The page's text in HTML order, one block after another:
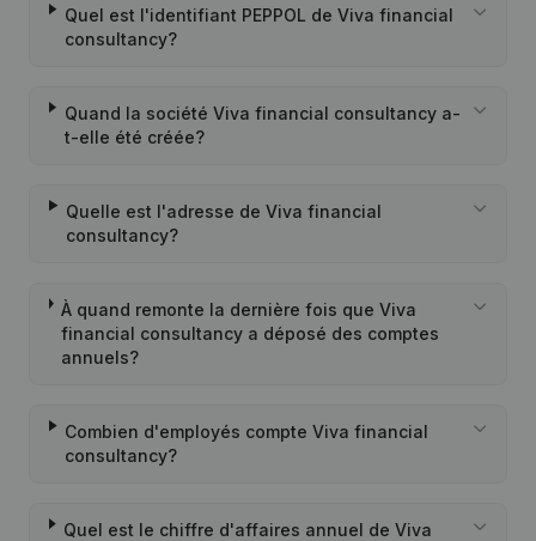
Quel est l'identifiant PEPPOL de Viva financial
consultancy?
Quand la société Viva financial consultancy a-
t-elle été créée?
Quelle est l'adresse de Viva financial
consultancy?
À quand remonte la dernière fois que Viva
financial consultancy a déposé des comptes
annuels?
Combien d'employés compte Viva financial
consultancy?
Quel est le chiffre d'affaires annuel de Viva